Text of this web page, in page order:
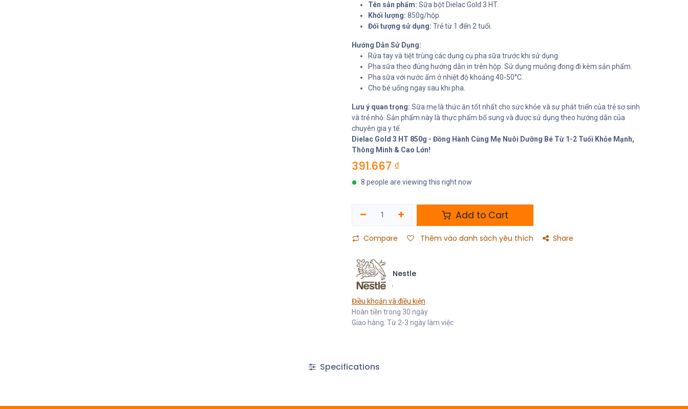
Tên sản phẩm: Sữa bột Dielac Gold 3 HT.
Khối lượng: 850g/hộp.
Đối tượng sử dụng: Trẻ từ 1 đến 2 tuổi.
Hướng Dẫn Sử Dụng:
Rửa tay và tiệt trùng các dụng cụ pha sữa trước khi sử dụng.
Pha sữa theo đúng hướng dẫn in trên hộp. Sử dụng muỗng đong đi kèm sản phẩm.
Pha sữa với nước ấm ở nhiệt độ khoảng 40-50°C.
Cho bé uống ngay sau khi pha.
Lưu ý quan trọng: Sữa mẹ là thức ăn tốt nhất cho sức khỏe và sự phát triển của trẻ sơ sinh
và trẻ nhỏ. Sản phẩm này là thực phẩm bổ sung và được sử dụng theo hướng dẫn của
chuyên gia y tế.
Dielac Gold 3 HT 850g - Đồng Hành Cùng Mẹ Nuôi Dưỡng Bé Từ 1-2 Tuổi Khỏe Mạnh,
Thông Minh & Cao Lớn!
391.667 ₫
8 people are viewing this right now
Add to Cart
Compare Thêm vào danh sách yêu thích Share
Nestle
Điều khoản và điều kiện
Hoàn tiền trong 30 ngày
Giao hàng: Từ 2-3 ngày làm việc
Specifications